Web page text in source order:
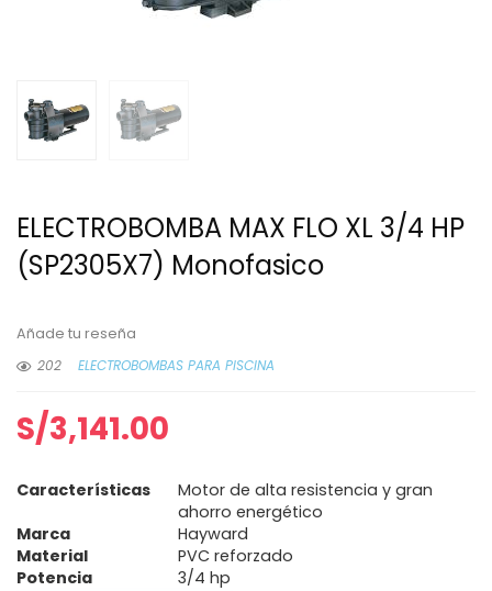
ELECTROBOMBA MAX FLO XL 3/4 HP
(SP2305X7) Monofasico
Añade tu reseña
202
ELECTROBOMBAS PARA PISCINA
S/3,141.00
Características
Motor de alta resistencia y gran
ahorro energético
Marca
Hayward
Material
PVC reforzado
Potencia
3/4 hp